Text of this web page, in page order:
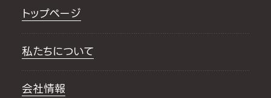
トップページ
私たちについて
会社情報